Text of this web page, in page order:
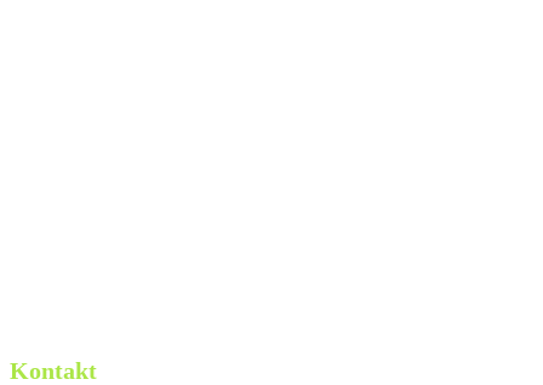
Kontakt